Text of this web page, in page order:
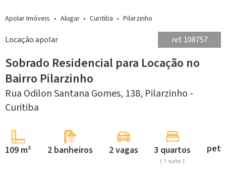
Apolar Imóveis Alugar Curitiba Pilarzinho
Locação apolar ref. 108757
Sobrado Residencial para Locação no
Bairro Pilarzinho
Rua Odilon Santana Gomes, 138, Pilarzinho -
Curitiba
109 m² 2 banheiros 2 vagas 3 quartos
( 1 suite )
pet